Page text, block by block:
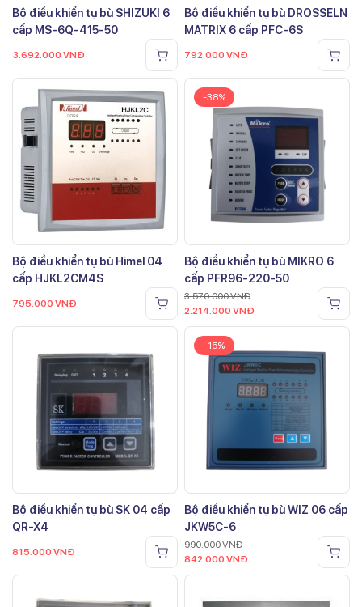
Bộ điều khiển tụ bù SHIZUKI 6
cấp MS-6Q-415-50
3.692.000 VNĐ
Bộ điều khiển tụ bù DROSSELN
MATRIX 6 cấp PFC-6S
792.000 VNĐ
Bộ điều khiển tụ bù Himel 04
cấp HJKL2CM4S
795.000 VNĐ
-38%
Bộ điều khiển tụ bù MIKRO 6
cấp PFR96-220-50
3.570.000VNĐ
2.214.000 VNĐ
Bộ điều khiển tụ bù SK 04 cấp
QR-X4
815.000 VNĐ
-15%
Bộ điều khiển tụ bù WIZ 06 cấp
JKW5C-6
990.000VNĐ
842.000 VNĐ